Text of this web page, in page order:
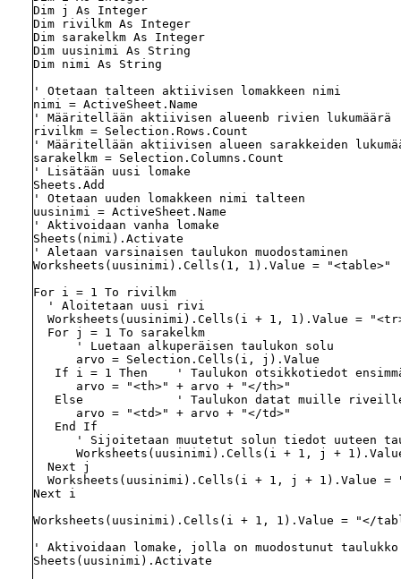
Dim j As Integer
Dim rivilkm As Integer
Dim sarakelkm As Integer
Dim uusinimi As String
Dim nimi As String
' Otetaan talteen aktiivisen lomakkeen nimi
nimi = ActiveSheet.Name
' Määritellään aktiivisen alueenb rivien lukumäärä
rivilkm = Selection.Rows.Count
' Määritellään aktiivisen alueen sarakkeiden
sarakelkm = Selection.Columns.Count
' Lisätään uusi lomake
Sheets.Add
' Otetaan uuden lomakkeen nimi talteen
uusinimi = ActiveSheet.Name
' Aktivoidaan vanha lomake
Sheets(nimi).Activate
' Aletaan varsinaisen taulukon muodostaminen
Worksheets(uusinimi).Cells(1, 1).Value = "<table>"
For i = 1 To rivilkm
  ' Aloitetaan uusi rivi
Worksheets(uusinimi).Cells(i + 1, 1).Value =
  For j = 1 To sarakelkm
      ' Luetaan alkuperäisen taulukon solu
      arvo = Selection.Cells(i, j).Value
If i = 1 Then    ' Taulukon otsikkotiedot
      arvo = "<th>" + arvo + "</th>"
Else             ' Taulukon datat muille
      arvo = "<td>" + arvo + "</td>"
   End If
' Sijoitetaan muutetut solun tiedot uuteen
Worksheets(uusinimi).Cells(i + 1, j +
  Next j
Worksheets(uusinimi).Cells(i + 1, j + 1).Value =
Next i
Worksheets(uusinimi).Cells(i + 1, 1).Value = "</
' Aktivoidaan lomake, jolla on muodostunut taulukko
Sheets(uusinimi).Activate